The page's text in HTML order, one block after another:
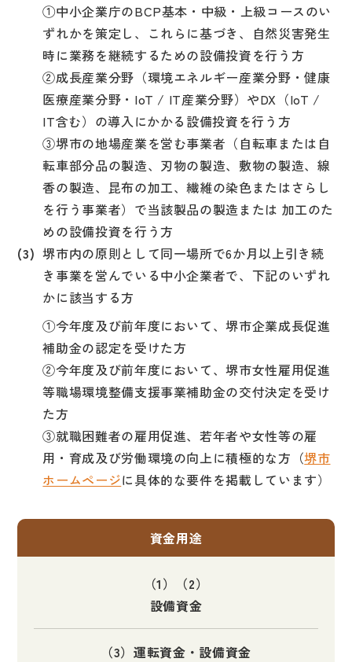
①中小企業庁のBCP基本・中級・上級コースのい
ずれかを策定し、これらに基づき、自然災害発生
時に業務を継続するための設備投資を行う方
②成長産業分野（環境エネルギー産業分野・健康
医療産業分野・IoT / IT産業分野）やDX（IoT /
IT含む）の導入にかかる設備投資を行う方
③堺市の地場産業を営む事業者（自転車または自
転車部分品の製造、刃物の製造、敷物の製造、線
香の製造、昆布の加工、繊維の染色またはさらし
を行う事業者）で当該製品の製造または 加工のた
めの設備投資を行う方
堺市内の原則として同一場所で6か月以上引き続
き事業を営んでいる中小企業者で、下記のいずれ
かに該当する方
①今年度及び前年度において、堺市企業成長促進
補助金の認定を受けた方
②今年度及び前年度において、堺市女性雇用促進
等職場環境整備支援事業補助金の交付決定を受け
た方
③就職困難者の雇用促進、若年者や女性等の雇
用・育成及び労働環境の向上に積極的な方（堺市
ホームページに具体的な要件を掲載しています）
資金用途
（1）（2）
設備資金
（3）運転資金・設備資金